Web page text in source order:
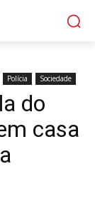
Polícia Sociedade
do
casa